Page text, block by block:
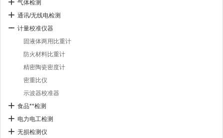
气体检测
通讯/无线电检测
计量校准仪器
固液体两用比重计
防火材料比重计
精密陶瓷密度计
密重比仪
示波器校准器
食品**检测
电力电工检测
无损检测仪